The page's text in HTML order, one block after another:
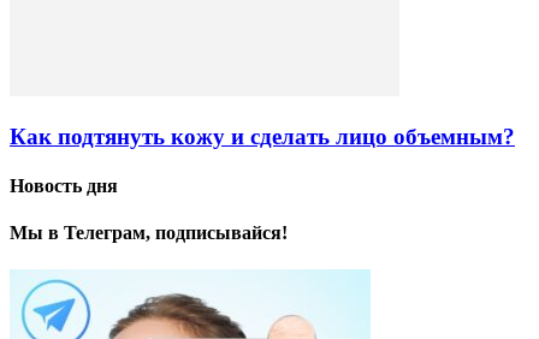
Как подтянуть кожу и сделать лицо объемным?
Новость дня
Мы в Телеграм, подписывайся!